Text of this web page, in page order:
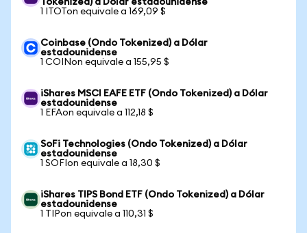
Tokenized) a Dólar estadounidense
1 ITOTon equivale a 169,09 $
Coinbase (Ondo Tokenized) a Dólar
estadounidense
1 COINon equivale a 155,95 $
iShares MSCI EAFE ETF (Ondo Tokenized) a Dólar
estadounidense
1 EFAon equivale a 112,18 $
SoFi Technologies (Ondo Tokenized) a Dólar
estadounidense
1 SOFIon equivale a 18,30 $
iShares TIPS Bond ETF (Ondo Tokenized) a Dólar
estadounidense
1 TIPon equivale a 110,31 $